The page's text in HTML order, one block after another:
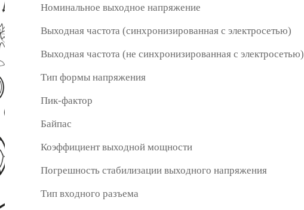
Номинальное выходное напряжение
Выходная частота (синхронизированная с электросетью)
Выходная частота (не синхронизированная с электросетью)
Тип формы напряжения
Пик-фактор
Байпас
Коэффициент выходной мощности
Погрешность стабилизации выходного напряжения
Тип входного разъема